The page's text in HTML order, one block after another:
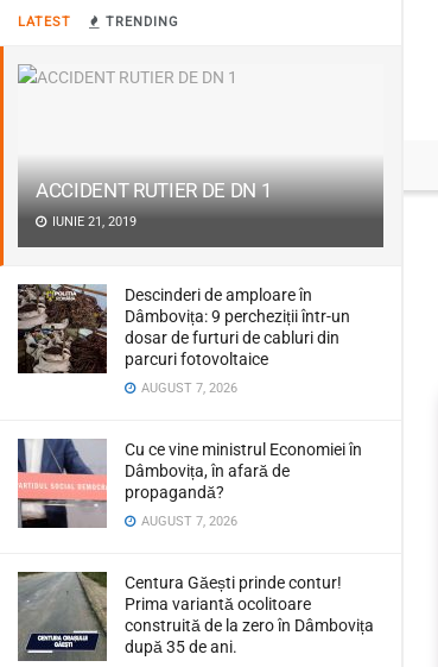
LATEST TRENDING
ACCIDENT RUTIER DE DN 1
IUNIE 21, 2019
Descinderi de amploare în
Dâmbovița: 9 percheziții într-un
dosar de furturi de cabluri din
parcuri fotovoltaice
AUGUST 7, 2026
Cu ce vine ministrul Economiei în
Dâmbovița, în afară de
propagandă?
AUGUST 7, 2026
Centura Găești prinde contur!
Prima variantă ocolitoare
construită de la zero în Dâmbovița
după 35 de ani.